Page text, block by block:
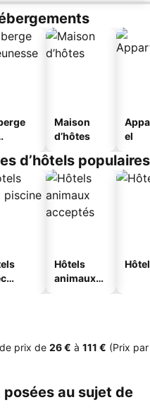
Maison
d’hôtes
el
d’hôtels populaires
Hôtels
animaux
prix de ‎26 € à ‎111 € (Prix par
au sujet de